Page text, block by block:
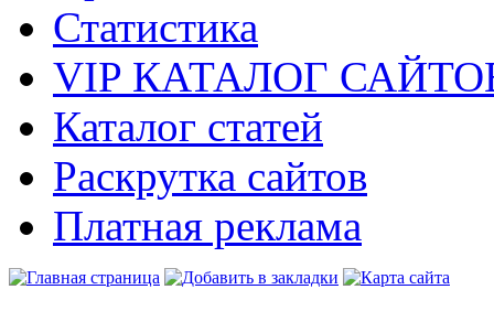
Статистика
VIP КАТАЛОГ
Каталог статей
Раскрутка сайтов
Платная реклама